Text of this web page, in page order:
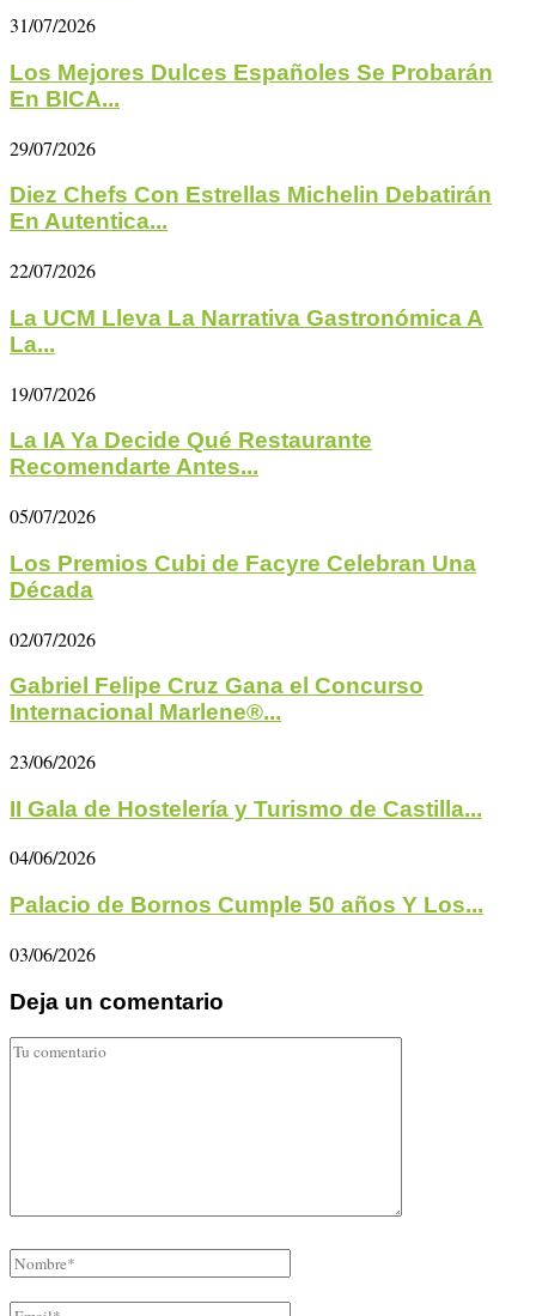
31/07/2026
Los Mejores Dulces Españoles Se Probarán
En BICA...
29/07/2026
Diez Chefs Con Estrellas Michelin Debatirán
En Autentica...
22/07/2026
La UCM Lleva La Narrativa Gastronómica A
La...
19/07/2026
La IA Ya Decide Qué Restaurante
Recomendarte Antes...
05/07/2026
Los Premios Cubi de Facyre Celebran Una
Década
02/07/2026
Gabriel Felipe Cruz Gana el Concurso
Internacional Marlene®...
23/06/2026
II Gala de Hostelería y Turismo de Castilla...
04/06/2026
Palacio de Bornos Cumple 50 años Y Los...
03/06/2026
Deja un comentario